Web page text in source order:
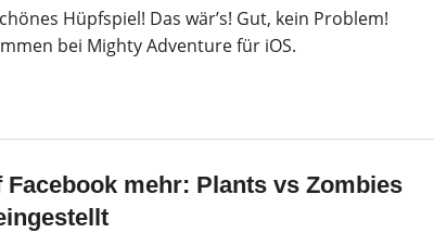
Hüpfspiel! Das wär’s! Gut, kein Problem!
bei Mighty Adventure für iOS.
Facebook mehr: Plants vs Zombies